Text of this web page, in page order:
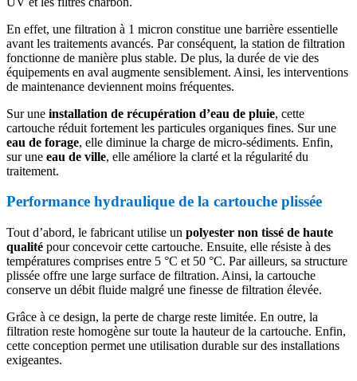
En effet, une filtration à 1 micron constitue une barrière essentielle
avant les traitements avancés. Par conséquent, la station de filtration
fonctionne de manière plus stable. De plus, la durée de vie des
équipements en aval augmente sensiblement. Ainsi, les interventions
de maintenance deviennent moins fréquentes.
Sur une installation de récupération d’eau de pluie, cette
cartouche réduit fortement les particules organiques fines. Sur une
eau de forage, elle diminue la charge de micro-sédiments. Enfin,
sur une eau de ville, elle améliore la clarté et la régularité du
traitement.
Performance hydraulique de la cartouche plissée
Tout d’abord, le fabricant utilise un polyester non tissé de haute
qualité pour concevoir cette cartouche. Ensuite, elle résiste à des
températures comprises entre 5 °C et 50 °C. Par ailleurs, sa structure
plissée offre une large surface de filtration. Ainsi, la cartouche
conserve un débit fluide malgré une finesse de filtration élevée.
Grâce à ce design, la perte de charge reste limitée. En outre, la
filtration reste homogène sur toute la hauteur de la cartouche. Enfin,
cette conception permet une utilisation durable sur des installations
exigeantes.